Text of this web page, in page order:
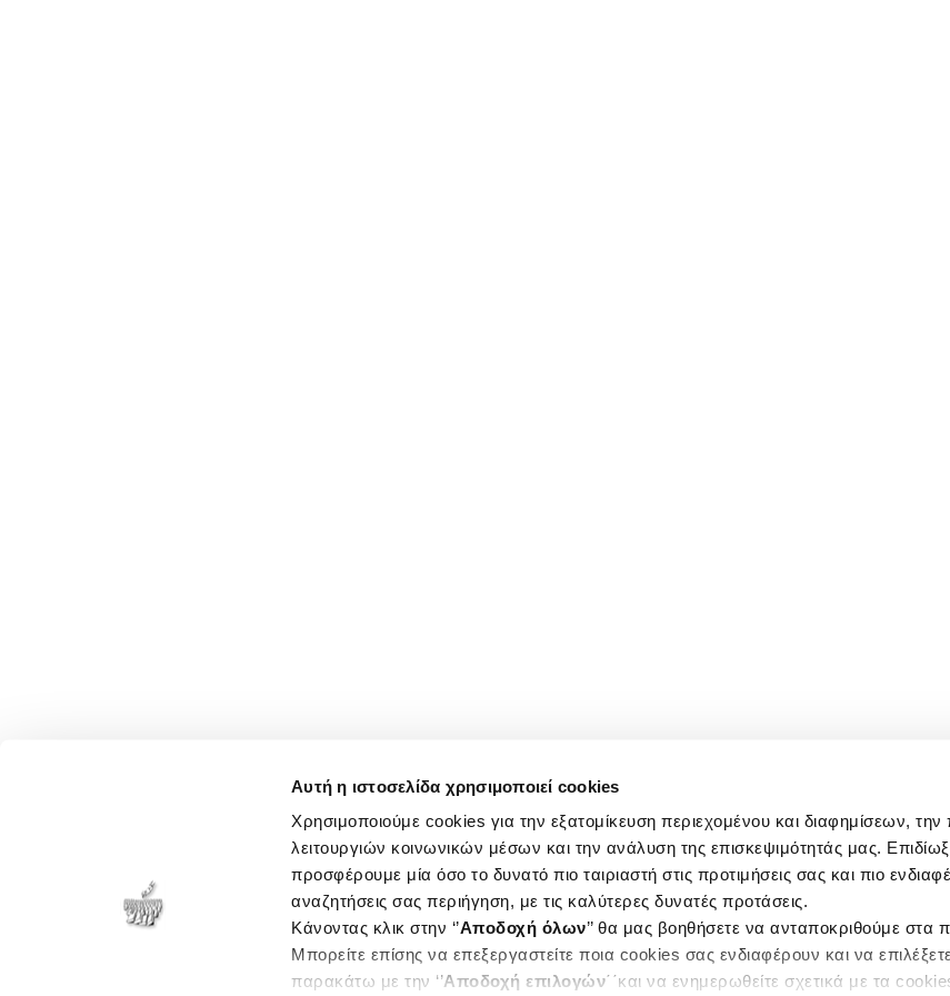
Αυτή η ιστοσελίδα χρησιμοποιεί cookies
Χρησιμοποιούμε cookies για την εξατομίκευση περιεχομένου και διαφημίσεων,
λειτουργιών κοινωνικών μέσων και την ανάλυση της επισκεψιμότητάς μας.
προσφέρουμε μία όσο το δυνατό πιο ταιριαστή στις προτιμήσεις σας και πιο
αναζητήσεις σας περιήγηση, με τις καλύτερες δυνατές προτάσεις.
Κάνοντας κλικ στην ‘’Αποδοχή όλων’’ θα μας βοηθήσετε να ανταποκριθούμε
Μπορείτε επίσης να επεξεργαστείτε ποια cookies σας ενδιαφέρουν και να
παρακάτω με την ‘’Αποδοχή επιλογών΄΄και να ενημερωθείτε σχετικά με τα